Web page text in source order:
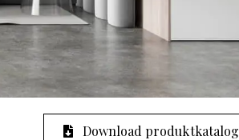
Download produktkatalog